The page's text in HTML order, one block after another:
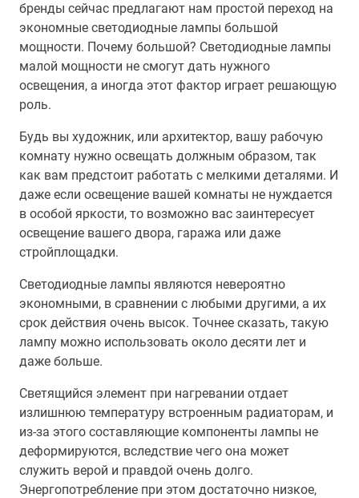
бренды сейчас предлагают нам простой переход на
экономные светодиодные лампы большой
мощности. Почему большой? Светодиодные лампы
малой мощности не смогут дать нужного
освещения, а иногда этот фактор играет решающую
роль.
Будь вы художник, или архитектор, вашу рабочую
комнату нужно освещать должным образом, так
как вам предстоит работать с мелкими деталями. И
даже если освещение вашей комнаты не нуждается
в особой яркости, то возможно вас заинтересует
освещение вашего двора, гаража или даже
стройплощадки.
Светодиодные лампы являются невероятно
экономными, в сравнении с любыми другими, а их
срок действия очень высок. Точнее сказать, такую
лампу можно использовать около десяти лет и
даже больше.
Светящийся элемент при нагревании отдает
излишнюю температуру встроенным радиаторам, и
из-за этого составляющие компоненты лампы не
деформируются, вследствие чего она может
служить верой и правдой очень долго.
Энергопотребление при этом достаточно низкое,